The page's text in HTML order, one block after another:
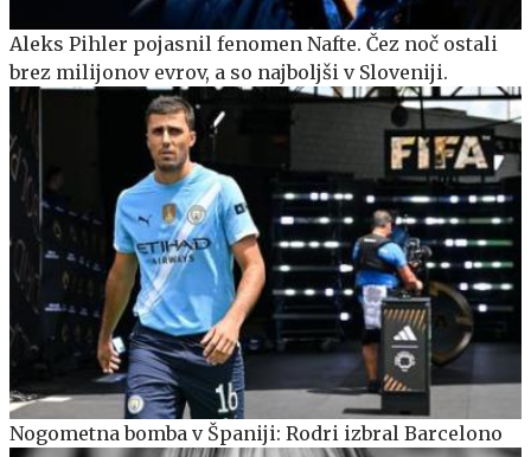
Aleks Pihler pojasnil fenomen Nafte. Čez noč ostali
brez milijonov evrov, a so najboljši v Sloveniji.
Nogometna bomba v Španiji: Rodri izbral Barcelono